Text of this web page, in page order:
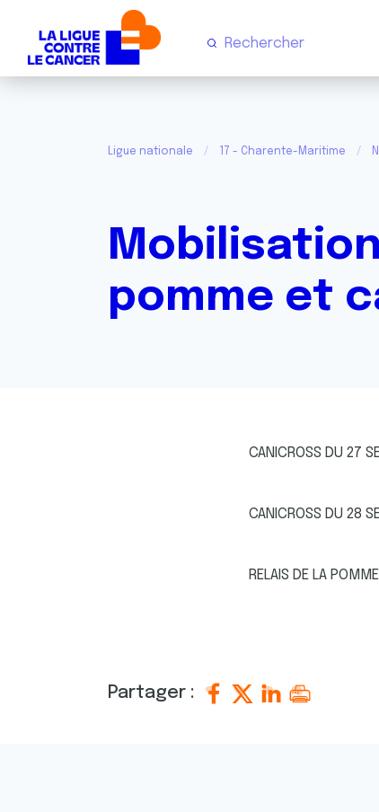
Ligue nationale 17 - Charente-Maritime
pomme et
CANICROSS DU 27
CANICROSS DU 28
RELAIS DE LA
Partager :